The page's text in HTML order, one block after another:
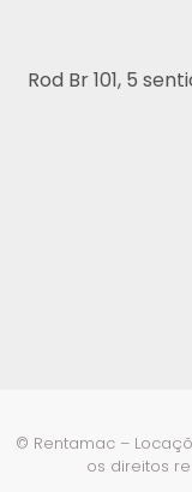
Rod Br 101, 5
© Rentamac –
os direitos